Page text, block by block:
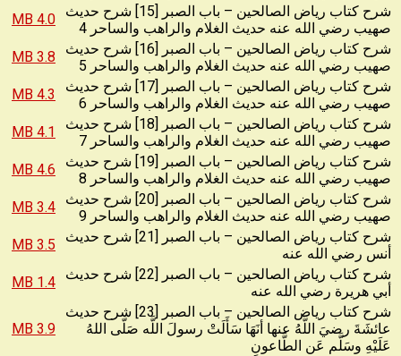
شرح كتاب رياض الصالحين – باب الصبر [15] شرح حديث
صهيب رضي الله عنه حديث الغلام والراهب والساحر 4
4.0 MB
شرح كتاب رياض الصالحين – باب الصبر [16] شرح حديث
صهيب رضي الله عنه حديث الغلام والراهب والساحر 5
3.8 MB
شرح كتاب رياض الصالحين – باب الصبر [17] شرح حديث
صهيب رضي الله عنه حديث الغلام والراهب والساحر 6
4.3 MB
شرح كتاب رياض الصالحين – باب الصبر [18] شرح حديث
صهيب رضي الله عنه حديث الغلام والراهب والساحر 7
4.1 MB
شرح كتاب رياض الصالحين – باب الصبر [19] شرح حديث
صهيب رضي الله عنه حديث الغلام والراهب والساحر 8
4.6 MB
شرح كتاب رياض الصالحين – باب الصبر [20] شرح حديث
صهيب رضي الله عنه حديث الغلام والراهب والساحر 9
3.4 MB
شرح كتاب رياض الصالحين – باب الصبر [21] شرح حديث
أنس رضي الله عنه
3.5 MB
شرح كتاب رياض الصالحين – باب الصبر [22] شرح حديث
أبي هريرة رضي الله عنه
1.4 MB
شرح كتاب رياض الصالحين – باب الصبر [23] شرح حديث
عائشَةَ رضيَ اللَّهُ عنها أنَهَا سَأَلَتْ رسولَ اللَّه صَلّى اللهُ
عَلَيْهِ وسَلَّم عَن الطَّاعونِ
3.9 MB